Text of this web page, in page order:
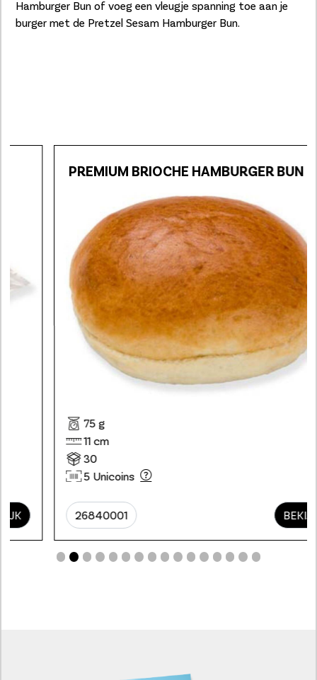
Hamburger Bun of voeg een vleugje spanning toe aan je
burger met de Pretzel Sesam Hamburger Bun.
PREMIUM BRIOCHE HAMBURGER BUN
11 cm
5 Unicoins
26840001 BEKIJK